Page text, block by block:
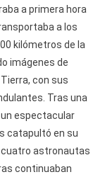
a primera hora
a los
kilómetros de la
imágenes de
con sus
Tras una
espectacular
catapultó en su
cuatro astronautas
continuaban